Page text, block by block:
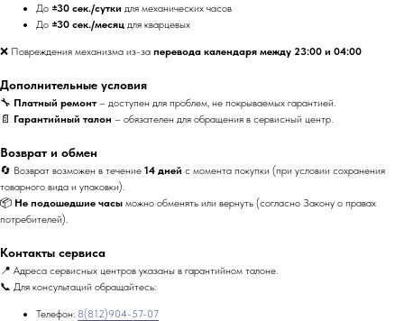
До ±30 сек./сутки для механических часов
До ±30 сек./месяц для кварцевых
❌ Повреждения механизма из-за перевода календаря между 23:00 и 04:00
Дополнительные условия
🔧 Платный ремонт – доступен для проблем, не покрываемых гарантией.
📄 Гарантийный талон – обязателен для обращения в сервисный центр.
Возврат и обмен
🔄 Возврат возможен в течение 14 дней с момента покупки (при условии сохранения
товарного вида и упаковки).
📦 Не подошедшие часы можно обменять или вернуть (согласно Закону о правах
потребителей).
Контакты сервиса
📍 Адреса сервисных центров указаны в гарантийном талоне.
📞 Для консультаций обращайтесь:
Телефон: 8(812)904-57-07